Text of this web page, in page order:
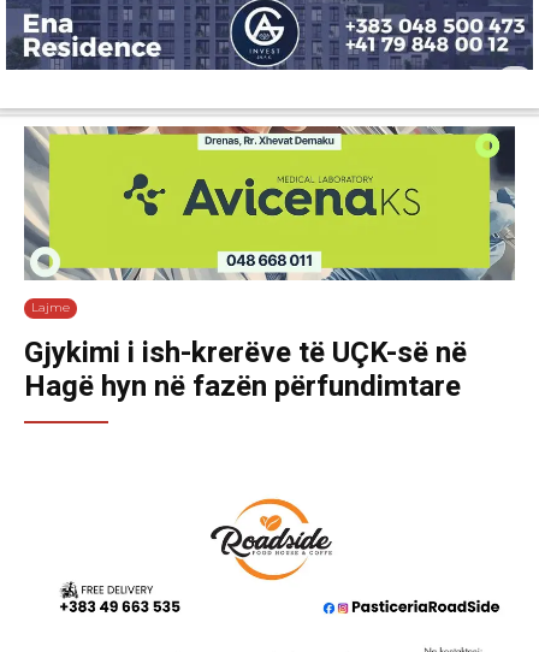
Lajme
Gjykimi i ish-krerëve të UÇK-së në
Hagë hyn në fazën përfundimtare